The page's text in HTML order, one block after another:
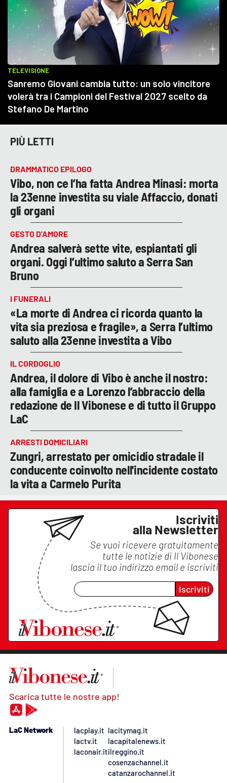
PIÙ LETTI
DRAMMATICO EPILOGO
Vibo, non ce l’ha fatta Andrea Minasi: morta
la 23enne investita su viale Affaccio, donati
gli organi
GESTO D’AMORE
Andrea salverà sette vite, espiantati gli
organi. Oggi l’ultimo saluto a Serra San
Bruno
I FUNERALI
«La morte di Andrea ci ricorda quanto la
vita sia preziosa e fragile», a Serra l’ultimo
saluto alla 23enne investita a Vibo
IL CORDOGLIO
Andrea, il dolore di Vibo è anche il nostro:
alla famiglia e a Lorenzo l’abbraccio della
redazione de Il Vibonese e di tutto il Gruppo
LaC
ARRESTI DOMICILIARI
Zungri, arrestato per omicidio stradale il
conducente coinvolto nell'incidente costato
la vita a Carmelo Purita
Iscriviti
alla Newsletter
Se vuoi ricevere gratuitamente
tutte le notizie di Il Vibonese
lascia il tuo indirizzo email e iscriviti
Iscriviti
Scarica tutte le nostre app!
LaC Network
lacplay.it
lactv.it
laconair.it
lacitymag.it
lacapitalenews.it
ilreggino.it
cosenzachannel.it
catanzarochannel.it